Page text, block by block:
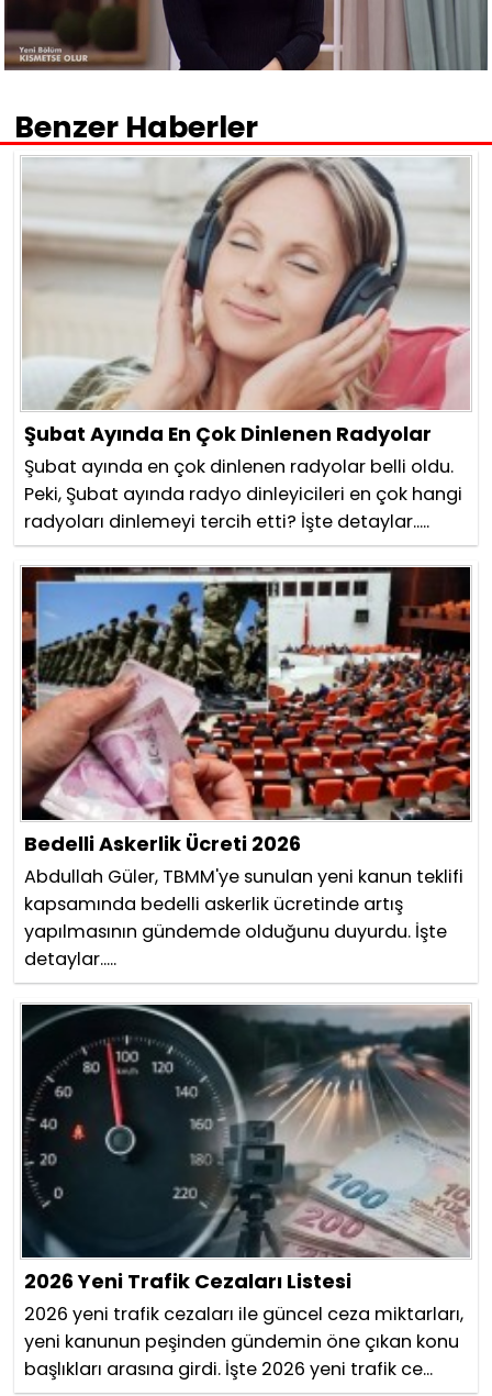
Benzer Haberler
Şubat Ayında En Çok Dinlenen Radyolar
Şubat ayında en çok dinlenen radyolar belli oldu.
Peki, Şubat ayında radyo dinleyicileri en çok hangi
radyoları dinlemeyi tercih etti? İşte detaylar.....
Bedelli Askerlik Ücreti 2026
Abdullah Güler, TBMM'ye sunulan yeni kanun teklifi
kapsamında bedelli askerlik ücretinde artış
yapılmasının gündemde olduğunu duyurdu. İşte
detaylar.....
2026 Yeni Trafik Cezaları Listesi
2026 yeni trafik cezaları ile güncel ceza miktarları,
yeni kanunun peşinden gündemin öne çıkan konu
başlıkları arasına girdi. İşte 2026 yeni trafik ce...